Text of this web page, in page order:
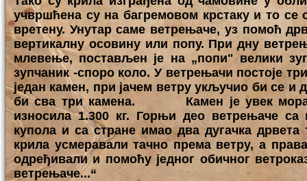
учвршћена су на багремовом крстаку и то се
вретену. Унутар саме ветрењаче, уз помоћ
вертикалну осовину или попу. При дну
млевење, постављен је на „попи" велики
зупчаник -споро коло. У ветрењачи постоје
један камен, при јачем ветру укључио би се
би сва три камена. Камен је увек морао
износила 1.300 кг. Горњи део ветрењаче са
купола и са стране имао два дугачка дрвета
крила усмеравали тачно према ветру, а
одређивали и помоћу једног обичног
ветрењаче...“